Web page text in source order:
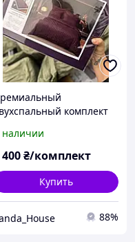
комплект
Primawara с
на резинке
для
наличии
400₴/комплект
Купить
88%